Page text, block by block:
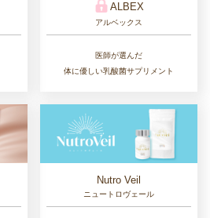
ALBEX
アルベックス
医師が選んだ
体に優しい乳酸菌サプリメント
Nutro Veil
ニュートロヴェール